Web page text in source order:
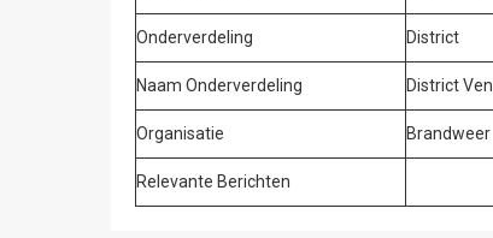
Onderverdeling District
Naam Onderverdeling District
Organisatie Brandweer
Relevante Berichten